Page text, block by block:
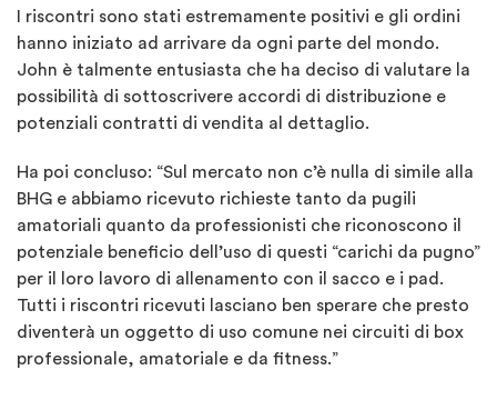
I riscontri sono stati estremamente positivi e gli ordini
hanno iniziato ad arrivare da ogni parte del mondo.
John è talmente entusiasta che ha deciso di valutare la
possibilità di sottoscrivere accordi di distribuzione e
potenziali contratti di vendita al dettaglio.
Ha poi concluso: “Sul mercato non c’è nulla di simile alla
BHG e abbiamo ricevuto richieste tanto da pugili
amatoriali quanto da professionisti che riconoscono il
potenziale beneficio dell’uso di questi “carichi da pugno”
per il loro lavoro di allenamento con il sacco e i pad.
Tutti i riscontri ricevuti lasciano ben sperare che presto
diventerà un oggetto di uso comune nei circuiti di box
professionale, amatoriale e da fitness.”